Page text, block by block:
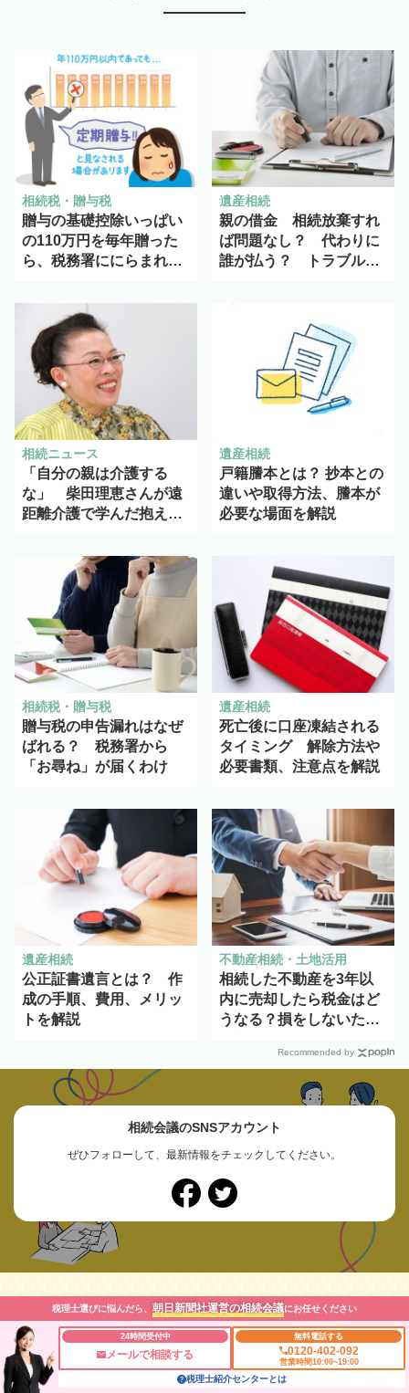
相続税・贈与税
贈与の基礎控除いっぱい
の110万円を毎年贈った
ら、税務署ににらまれ
遺産相続
親の借金 相続放棄すれ
ば問題なし？ 代わりに
誰が払う？ トラブルを
相続ニュース
「自分の親は介護する
な」 柴田理恵さんが遠
距離介護で学んだ抱え込
遺産相続
戸籍謄本とは？ 抄本との
違いや取得方法、謄本が
必要な場面を解説
相続税・贈与税
贈与税の申告漏れはなぜ
ばれる？ 税務署から
「お尋ね」が届くわけ
遺産相続
死亡後に口座凍結される
タイミング 解除方法や
必要書類、注意点を解説
遺産相続
公正証書遺言とは？ 作
成の手順、費用、メリッ
トを解説
不動産相続・土地活用
相続した不動産を3年以
内に売却したら税金はど
うなる？損をしないため
Recommended by
税理士選びに悩んだら、 朝日新聞社運営の相続会議にお任せください
24時間受付中
メールで相談する
無料電話する
0120-402-092
営業時間10:00~19:00
税理士紹介センターとは
相続会議のSNSアカウント
ぜひフォローして、最新情報をチェックしてください。
朝日新聞社が運営する「相続会議」は、円満な相続をサポ
ートする情報サイト。